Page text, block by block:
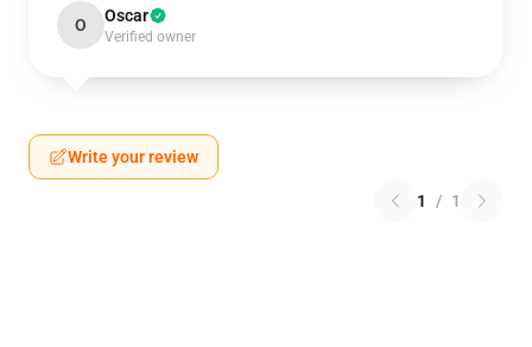
O Oscar
Verified owner
Write your review
1 / 1